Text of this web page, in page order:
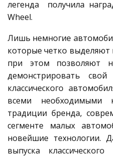
легенда получила
Wheel.
Лишь немногие
которые четко выделяют
при этом позволяют
демонстрировать
классического
всеми необходимыми
традиции бренда,
сегменте малых
новейшие технологии.
выпуска